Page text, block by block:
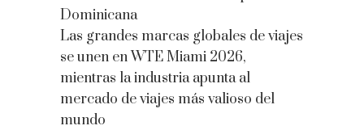
Dominicana
Las grandes marcas globales de viajes
se unen en WTE Miami 2026,
mientras la industria apunta al
mercado de viajes más valioso del
mundo